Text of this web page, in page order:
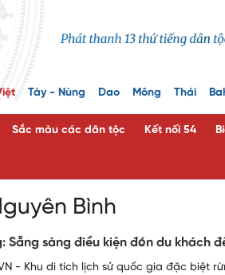
Tày - Nùng Dao Mông Thái
Sắc màu các dân tộc Kết nối 54
Bình
Sẵng sàng điều kiện đón du khách
- Khu di tích lịch sử quốc gia đặc biệt